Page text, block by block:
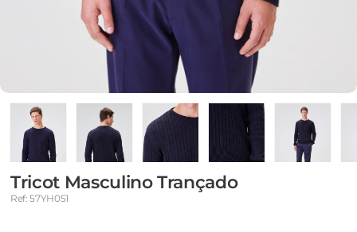
Tricot Masculino Trançado
Ref: 57YH051